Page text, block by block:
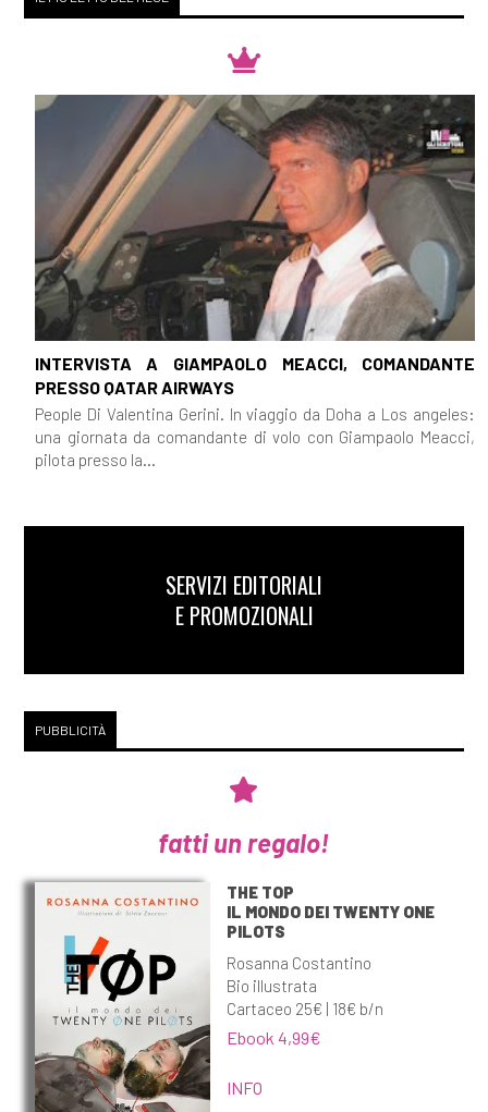
INTERVISTA A GIAMPAOLO MEACCI, COMANDANTE
PRESSO QATAR AIRWAYS
People Di Valentina Gerini. In viaggio da Doha a Los angeles:
una giornata da comandante di volo con Giampaolo Meacci,
pilota presso la...
SERVIZI EDITORIALI
E PROMOZIONALI
PUBBLICITÀ
fatti un regalo!
THE TOP
IL MONDO DEI TWENTY ONE
PILOTS
Rosanna Costantino
Bio illustrata
Cartaceo 25€ | 18€ b/n
Ebook 4,99€
INFO